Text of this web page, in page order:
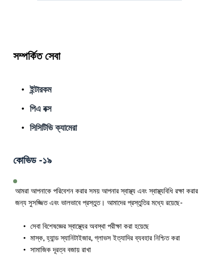
সম্পর্কিত সেবা
ইন্টারকম
পিএ বক্স
সিসিটিভি ক্যামেরা
কোভিড -১৯
আমরা আপনাকে পরিবেশন করার সময় আপনার স্বাস্থ্য এবং স্বাস্থ্যবিধি রক্ষা করার
জন্য সুসজ্জিত এবং ভালভাবে প্রস্তুত। আমাদের প্রস্তুতির মধ্যে রয়েছে-
সেবা বিশেষজ্ঞের স্বাস্থ্যের অবস্থা পরীক্ষা করা হয়েছে
মাস্ক, হ্যান্ড স্যানিটাইজার, গ্লাভস ইত্যাদির ব্যবহার নিশ্চিত করা
সামাজিক দূরত্ব বজায় রাখা